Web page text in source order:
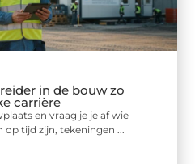
in de bouw zo
carrière
en vraag je je af wie
tijd zijn, tekeningen ...